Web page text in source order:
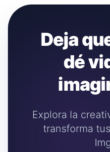
Deja
dé
Explora la
transforma